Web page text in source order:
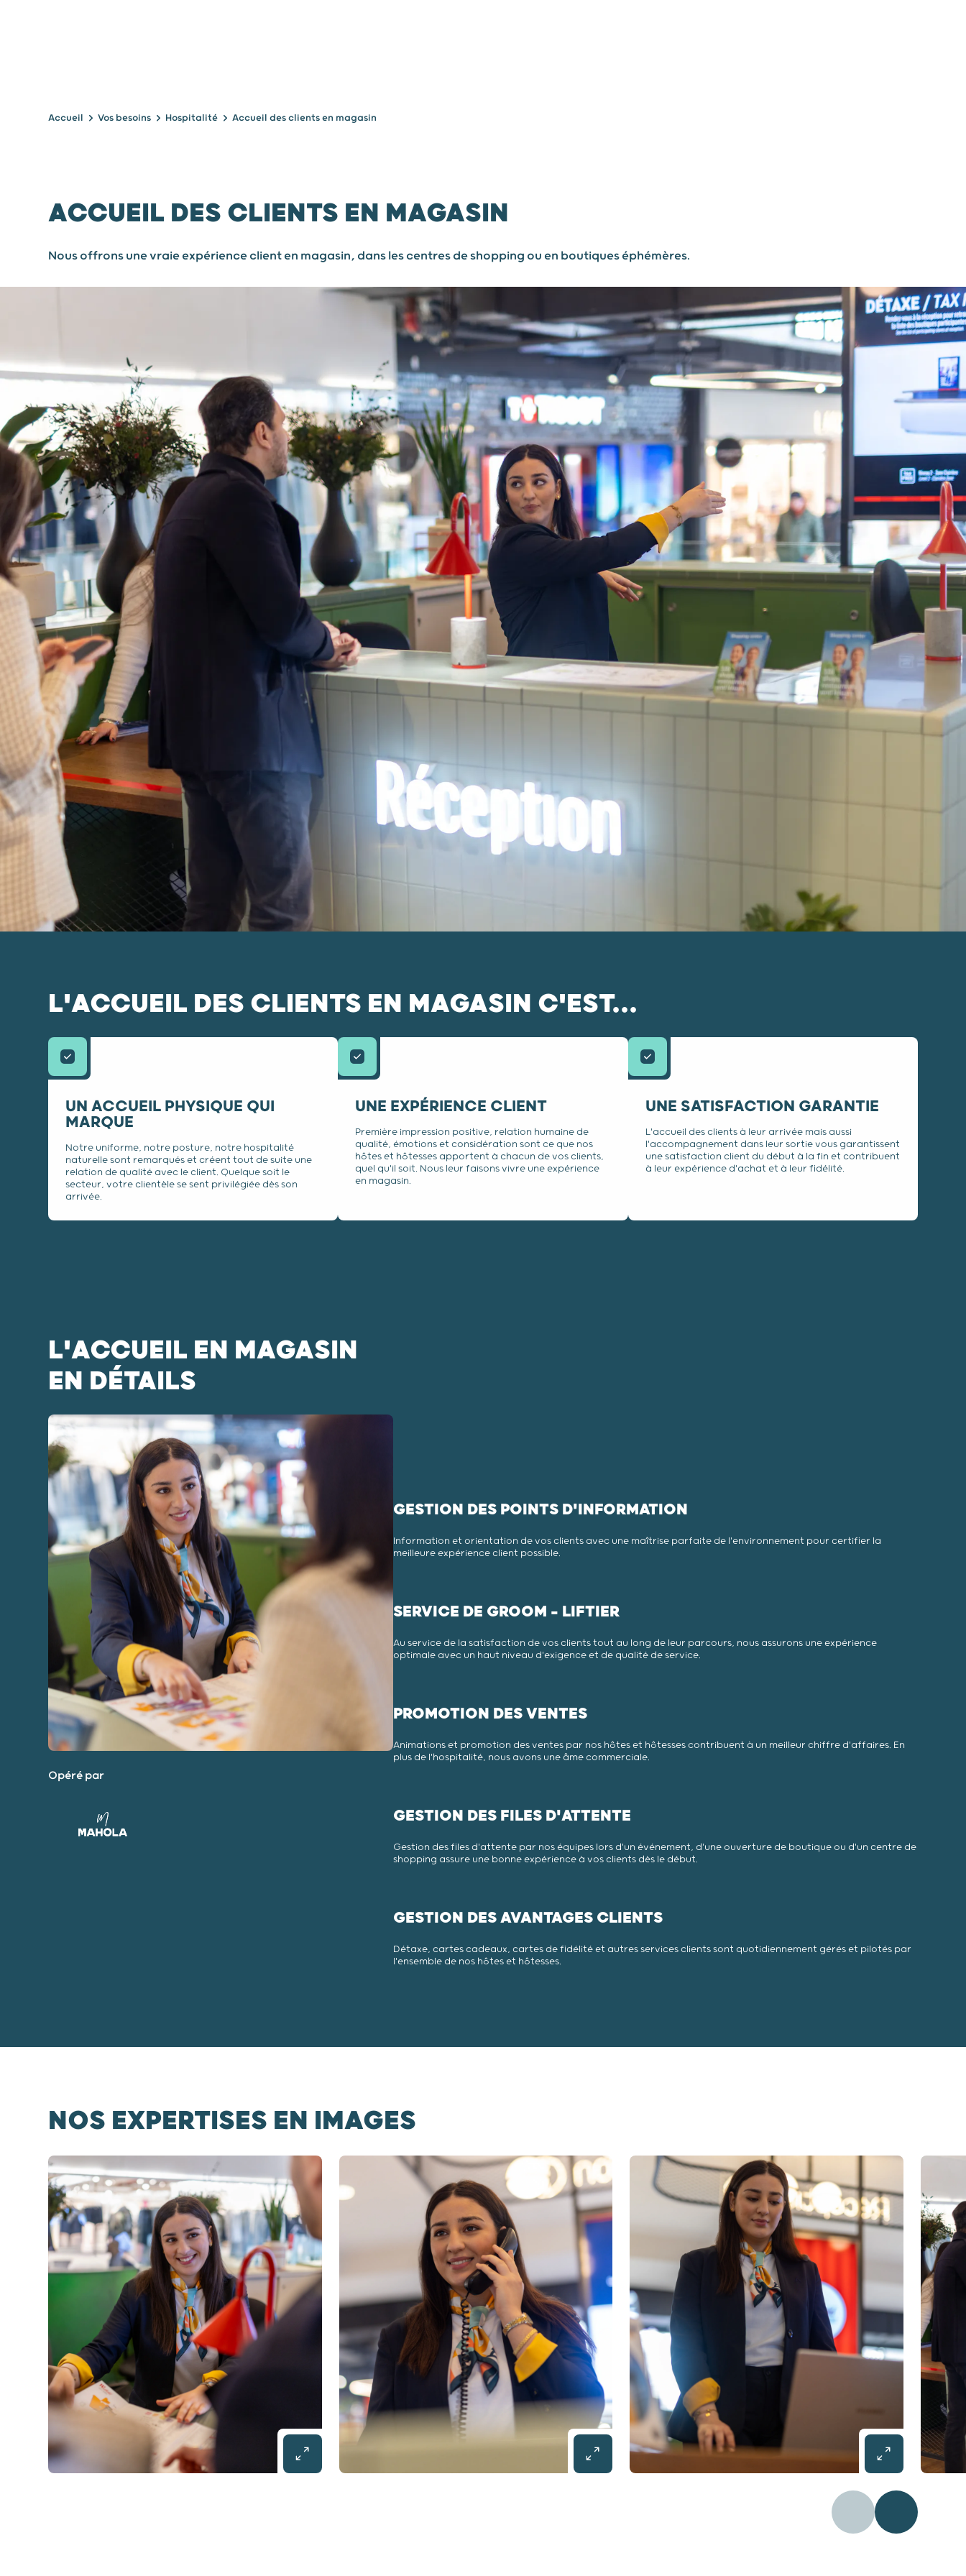
Accueil Vos besoins Hospitalité Accueil des clients en magasin
ACCUEIL DES CLIENTS EN MAGASIN
Nous offrons une vraie expérience client en magasin, dans les centres de shopping ou en boutiques éphémères.
L'ACCUEIL DES CLIENTS EN MAGASIN C'EST...
UN ACCUEIL PHYSIQUE QUI
MARQUE
Notre uniforme, notre posture, notre hospitalité
naturelle sont remarqués et créent tout de suite une
relation de qualité avec le client. Quelque soit le
secteur, votre clientèle se sent privilégiée dès son
arrivée.
UNE EXPÉRIENCE CLIENT
Première impression positive, relation humaine de
qualité, émotions et considération sont ce que nos
hôtes et hôtesses apportent à chacun de vos clients,
quel qu'il soit. Nous leur faisons vivre une expérience
en magasin.
UNE SATISFACTION GARANTIE
L'accueil des clients à leur arrivée mais aussi
l'accompagnement dans leur sortie vous garantissent
une satisfaction client du début à la fin et contribuent
à leur expérience d'achat et à leur fidélité.
L'ACCUEIL EN MAGASIN
EN DÉTAILS
Opéré par
GESTION DES POINTS D'INFORMATION
Information et orientation de vos clients avec une maîtrise parfaite de l'environnement pour certifier la
meilleure expérience client possible.
SERVICE DE GROOM - LIFTIER
Au service de la satisfaction de vos clients tout au long de leur parcours, nous assurons une expérience
optimale avec un haut niveau d'exigence et de qualité de service.
PROMOTION DES VENTES
Animations et promotion des ventes par nos hôtes et hôtesses contribuent à un meilleur chiffre d'affaires. En
plus de l'hospitalité, nous avons une âme commerciale.
GESTION DES FILES D'ATTENTE
Gestion des files d'attente par nos équipes lors d'un événement, d'une ouverture de boutique ou d'un centre de
shopping assure une bonne expérience à vos clients dès le début.
GESTION DES AVANTAGES CLIENTS
Détaxe, cartes cadeaux, cartes de fidélité et autres services clients sont quotidiennement gérés et pilotés par
l'ensemble de nos hôtes et hôtesses.
NOS EXPERTISES EN IMAGES
Diapositive 1 / 6
Précédent Diapositive 2